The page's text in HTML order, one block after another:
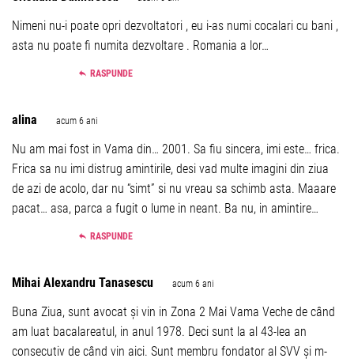
Nimeni nu-i poate opri dezvoltatori , eu i-as numi cocalari cu bani ,
asta nu poate fi numita dezvoltare . Romania a lor…
RASPUNDE
alina acum 6 ani
Nu am mai fost in Vama din… 2001. Sa fiu sincera, imi este… frica.
Frica sa nu imi distrug amintirile, desi vad multe imagini din ziua
de azi de acolo, dar nu “simt” si nu vreau sa schimb asta. Maaare
pacat… asa, parca a fugit o lume in neant. Ba nu, in amintire…
RASPUNDE
Mihai Alexandru Tanasescu acum 6 ani
Buna Ziua, sunt avocat și vin in Zona 2 Mai Vama Veche de când
am luat bacalareatul, in anul 1978. Deci sunt la al 43-lea an
consecutiv de când vin aici. Sunt membru fondator al SVV și m-